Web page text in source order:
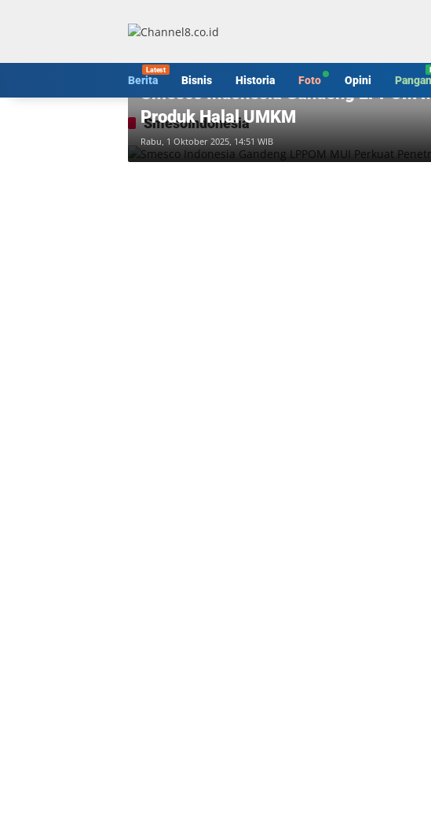
Berita Bisnis Historia Foto Opini Pangan
SmesoIndonesia
Berita
Smesco Indonesia Gandeng LPPOM
Produk Halal UMKM
Rabu, 1 Oktober 2025, 14:51 WIB